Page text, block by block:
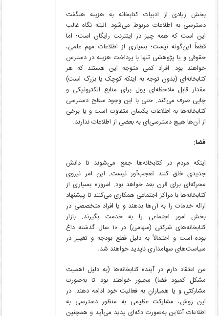
بخش زیادی از ادبیات کتابخانه به هزینه هنگفت
دسترسی به اطلاعات مربوط می‌شود. البته نگاه غالب
این است که همه چیز در اینترنت رایگان است؛ اما
قطعاً این‌گونه نیست؛ بسیاری از اطلاعات مهم علمی،
حقوقی و یا پژوهشی تنها با پرداخت هزینه در دسترس
خواهند بود. افراد کمی متوجه این هستند که هر
کتابخانه‌ای (بدون توجه به اینکه کوچک یا بزرگ است)
مقدار قابل ملاحظه‌ای پول برای منابع الکترونیکی و
چاپی صرف می‌کند. حتی با این وجود سطح دسترسی
کتابخانه‌ها به اطلاعات یکسان متفاوت است و یا برخی
از آن‌ها هیچ دسترسی‌ای به بعضی از اطلاعات ندارند.
فضا:
اینکه مردم در کتابخانه‌ها جمع می‌شوند تا دانش
جدیدی خلق کنند تعجب‌آور نیست. این امر نیروی
محرکه‌ای برای قرن بعد خواهد بود. امروزه بسیاری از
کتابخانه‌ها با مراکز اجتماعی همکاری می‌کنند تا پیشنهاد
ارائه خدمات را به آن‌ها بدهند و یا افراد متخصصی در
بخش امور اجتماعی را به خدمت بگیرند. بازار
کتابخانه‌های شرکتی (سهامی) در ۱۰ سال گذشته داغ
بوده است و احتمالاً به دلیل قطع بودجه و تغییر در
سیاست‌های سهامداری ناپدید خواهند شد.
من اعتقاد دارم در آینده کتابخانه‌ها (به دلیل اهمیت
مشکل کمبود فضا) مجبور خواهند بود تا به‌صورت
مشارکتی و یا همیارانِ به فعالیت خود ادامه دهند. در
این روش، مشارکت عظیمی به منظور دسترسی به
اطلاعات آنلاین به‌صورت دکه‌ای پدید می‌آید و همچنین